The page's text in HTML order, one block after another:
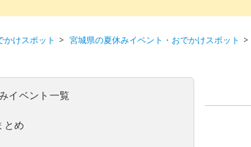
けスポット 宮城県の夏休みイベント・おでかけスポット
イベント一覧
とめ